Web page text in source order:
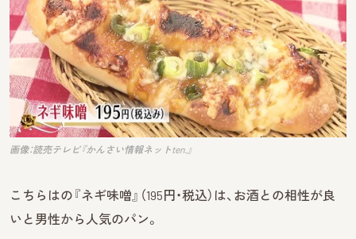
画像：読売テレビ『かんさい情報ネットten.』
こちらはの『ネギ味噌』（195円・税込）は、お酒との相性が良
いと男性から人気のパン。